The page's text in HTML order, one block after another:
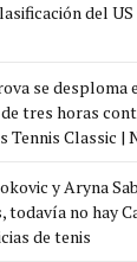
del
se desploma
tres horas
Tennis Classic |
y Aryna
todavía no hay
de tenis